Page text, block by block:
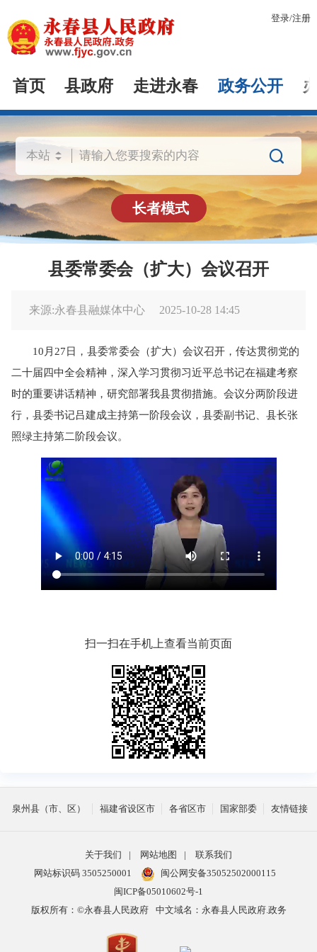
登录/注册
首页 县政府 走进永春 政务公开

长者模式
县委常委会（扩大）会议召开
来源:永春县融媒体中心 2025-10-28 14:45
10月27日，县委常委会（扩大）会议召开，传达贯彻党的
二十届四中全会精神，深入学习贯彻习近平总书记在福建考察
时的重要讲话精神，研究部署我县贯彻措施。会议分两阶段进
行，县委书记吕建成主持第一阶段会议，县委副书记、县长张
照绿主持第二阶段会议。
扫一扫在手机上查看当前页面
泉州县（市、区） 福建省设区市 各省区市 国家部委 友情链接
关于我们 | 网站地图 |
联系我们
网站标识码 3505250001
闽公网安备35052502000115
闽ICP备05010602号-1
版权所有：©永春县人民政府
中文域名：永春县人民政府.政务